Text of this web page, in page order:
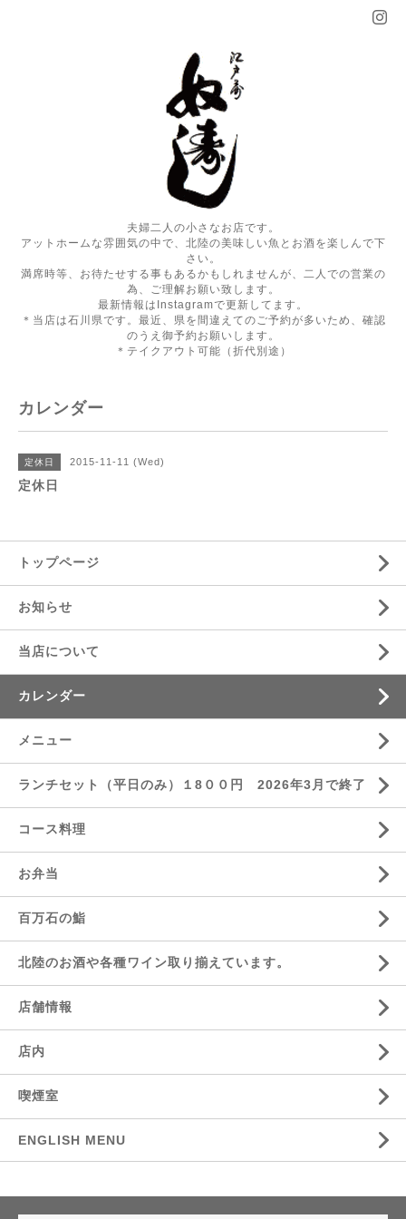
夫婦二人の小さなお店です。
アットホームな雰囲気の中で、北陸の美味しい魚とお酒を楽しんで下
さい。
満席時等、お待たせする事もあるかもしれませんが、二人での営業の
為、ご理解お願い致します。
最新情報はInstagramで更新してます。
＊当店は石川県です。最近、県を間違えてのご予約が多いため、確認
のうえ御予約お願いします。
＊テイクアウト可能（折代別途）
カレンダー
定休日 2015-11-11 (Wed)
定休日
トップページ
お知らせ
当店について
カレンダー
メニュー
ランチセット（平日のみ）１8００円 2026年3月で終了
コース料理
お弁当
百万石の鮨
北陸のお酒や各種ワイン取り揃えています。
店舗情報
店内
喫煙室
ENGLISH MENU